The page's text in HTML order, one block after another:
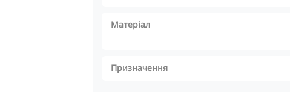
Матеріал
Призначення